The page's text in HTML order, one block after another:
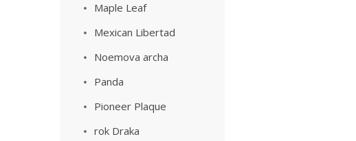
Maple Leaf
Mexican Libertad
Noemova archa
Panda
Pioneer Plaque
rok Draka